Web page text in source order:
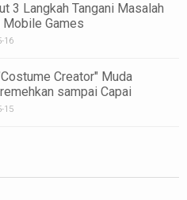
3 Langkah Tangani Masalah
Mobile Games
16
Creator" Muda
sampai Capai
15